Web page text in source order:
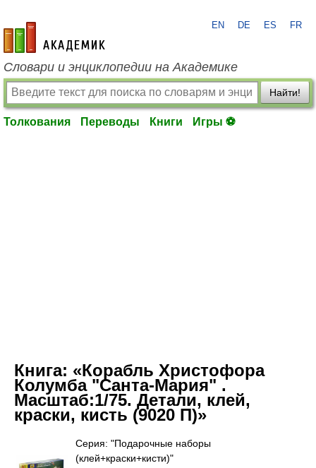
academic.ru
EN DE ES FR
Словари и энциклопедии на Академике
Найти!
Толкования Переводы Книги Игры ⚽
Книга: «Корабль Христофора
Колумба "Санта-Мария" .
Масштаб:1/75. Детали, клей,
краски, кисть (9020 П)»
Серия: "Подарочные наборы
(клей+краски+кисти)"